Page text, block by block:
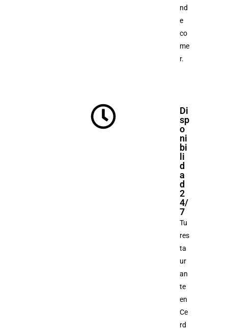
nd
e
co
me
r.
Di
sp
o
ni
bi
li
d
a
d
2
4/
7
Tu
res
ta
ur
an
te
en
Ce
rd